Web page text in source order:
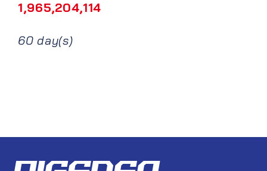
1,965,204,114
60 day(s)